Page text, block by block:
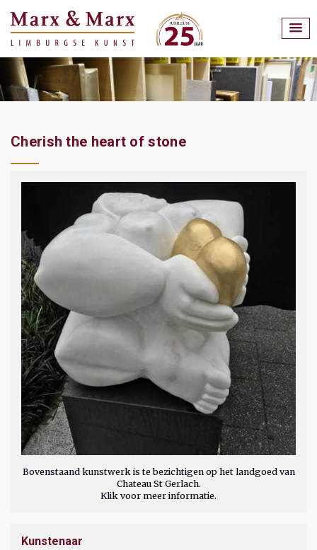
Cherish the heart of stone
Bovenstaand kunstwerk is te bezichtigen op het landgoed van
Chateau St Gerlach.
Klik voor meer informatie.
Kunstenaar